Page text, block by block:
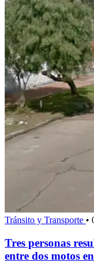
Tránsito y Transporte •
Tres personas
entre dos motos